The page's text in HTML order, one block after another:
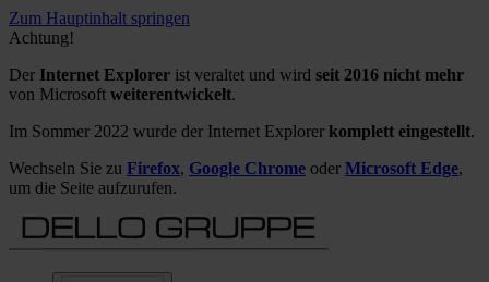
Zum Hauptinhalt springen
Achtung!
Der Internet Explorer ist veraltet und wird seit 2016 nicht mehr
von Microsoft weiterentwickelt.
Im Sommer 2022 wurde der Internet Explorer komplett eingestellt.
Wechseln Sie zu Firefox, Google Chrome oder Microsoft Edge,
um die Seite aufzurufen.